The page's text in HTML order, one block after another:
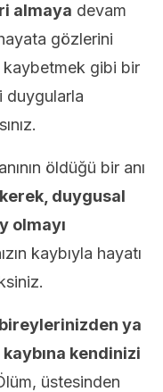
almaya devam
gözlerini
gibi bir
duygularla
öldüğü bir anı
duygusal
olmayı
kaybıyla hayatı
ya
kendinizi
üstesinden